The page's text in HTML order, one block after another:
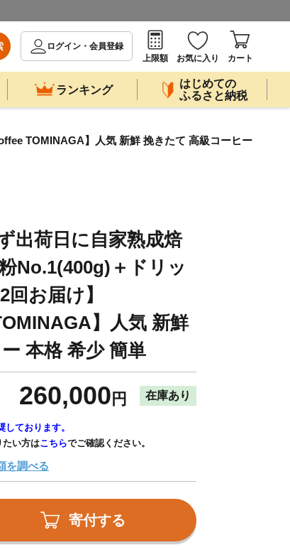
ログイン・会員登録
上限額
お気に入り カート
ランキング
はじめての
ふるさと納税
TOMINAGA】人気 新鮮 挽きたて 高級コーヒー
出荷日に自家熟成焙
No.1(400g)＋ドリッ
お届け】
】人気 新鮮
本格 希少 簡単
260,000 円 在庫あり
しております。
たい方はこちらでご確認ください。
を調べる
寄付する